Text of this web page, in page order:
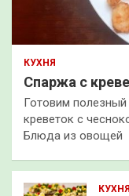
КУХНЯ
Спаржа с
Готовим
креветок с
Блюда из овощей
КУХНЯ